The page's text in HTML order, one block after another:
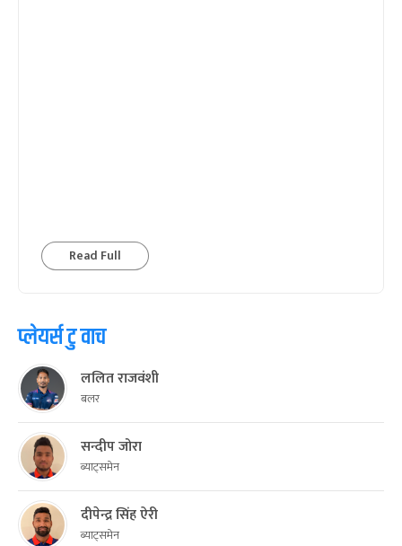
Read Full
प्लेयर्स टु वाच
ललित राजवंशी
बलर
सन्दीप जोरा
ब्याट्समेन
दीपेन्द्र सिंह ऐरी
ब्याट्समेन